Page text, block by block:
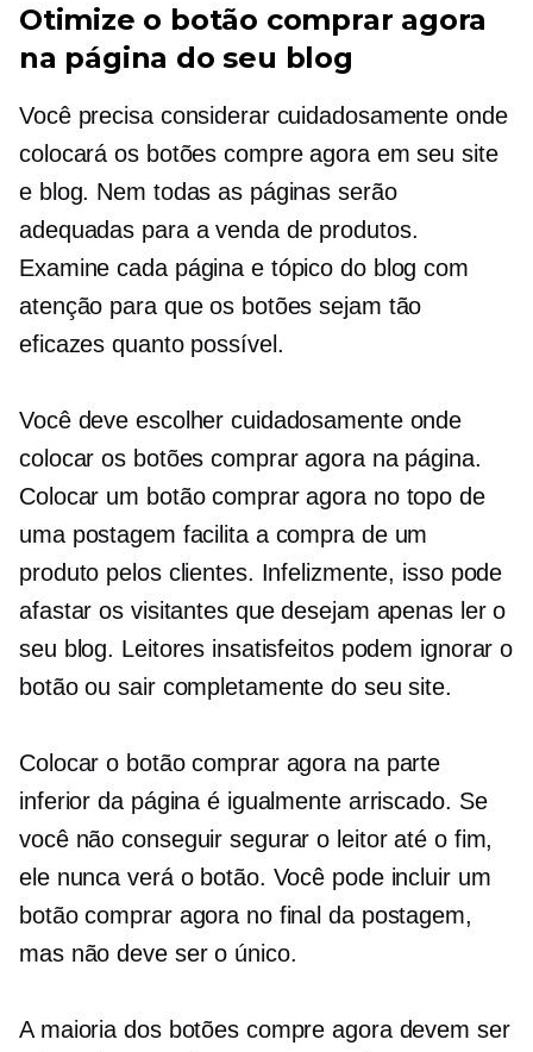
Otimize o botão comprar agora
na página do seu blog
Você precisa considerar cuidadosamente onde
colocará os botões compre agora em seu site
e blog. Nem todas as páginas serão
adequadas para a venda de produtos.
Examine cada página e tópico do blog com
atenção para que os botões sejam tão
eficazes quanto possível.
Você deve escolher cuidadosamente onde
colocar os botões comprar agora na página.
Colocar um botão comprar agora no topo de
uma postagem facilita a compra de um
produto pelos clientes. Infelizmente, isso pode
afastar os visitantes que desejam apenas ler o
seu blog. Leitores insatisfeitos podem ignorar o
botão ou sair completamente do seu site.
Colocar o botão comprar agora na parte
inferior da página é igualmente arriscado. Se
você não conseguir segurar o leitor até o fim,
ele nunca verá o botão. Você pode incluir um
botão comprar agora no final da postagem,
mas não deve ser o único.
A maioria dos botões compre agora devem ser